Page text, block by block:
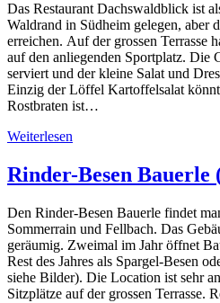
Das Restaurant Dachswaldblick ist
Waldrand in Südheim gelegen, aber
erreichen. Auf der grossen Terrasse
auf den anliegenden Sportplatz. Die
serviert und der kleine Salat und
Einzig der Löffel Kartoffelsalat
Rostbraten ist…
Weiterlesen
Rinder-Besen Bauerle
Den Rinder-Besen Bauerle findet
Sommerrain und Fellbach. Das
geräumig. Zweimal im Jahr öffnet
Rest des Jahres als Spargel-Besen
siehe Bilder). Die Location ist sehr
Sitzplätze auf der grossen Terrasse.